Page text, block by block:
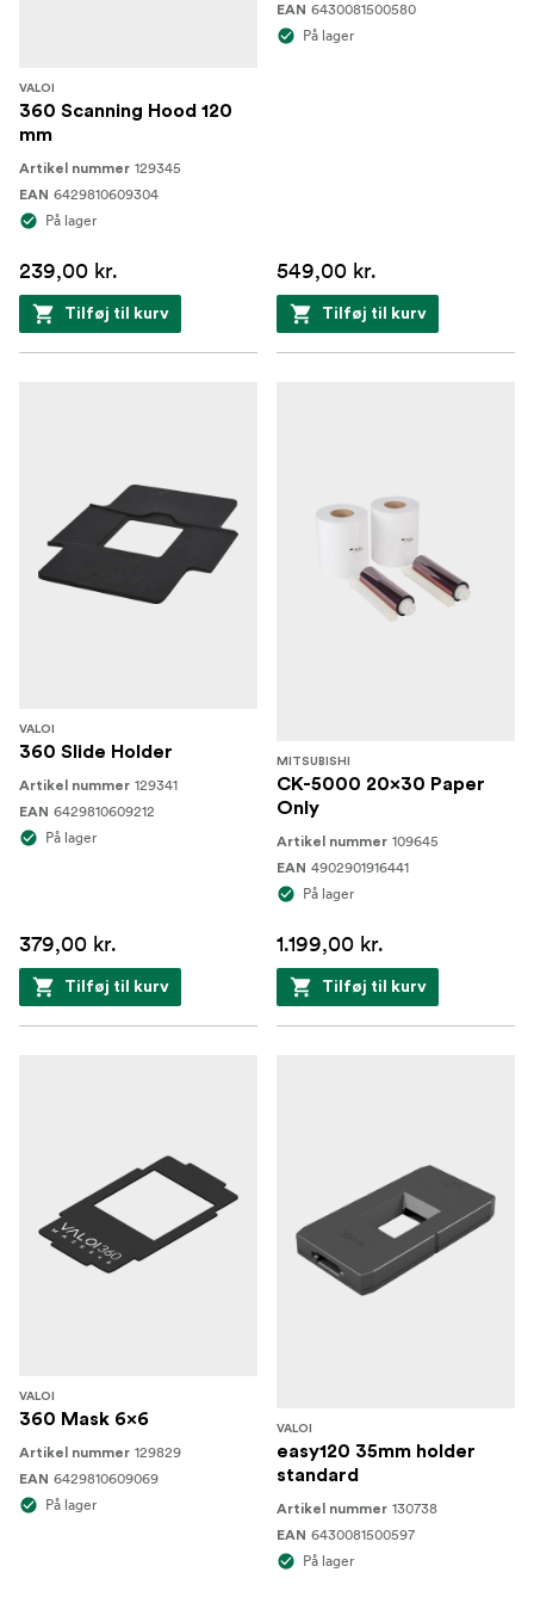
VALOI
360 Scanning Hood 120
mm
Artikel nummer 129345
EAN 6429810609304
På lager
239,00 kr.
Tilføj til kurv
EAN 6430081500580
På lager
549,00 kr.
Tilføj til kurv
VALOI
360 Slide Holder
Artikel nummer 129341
EAN 6429810609212
På lager
379,00 kr.
Tilføj til kurv
MITSUBISHI
CK-5000 20x30 Paper
Only
Artikel nummer 109645
EAN 4902901916441
På lager
1.199,00 kr.
Tilføj til kurv
VALOI
360 Mask 6x6
Artikel nummer 129829
EAN 6429810609069
På lager
VALOI
easy120 35mm holder
standard
Artikel nummer 130738
EAN 6430081500597
På lager